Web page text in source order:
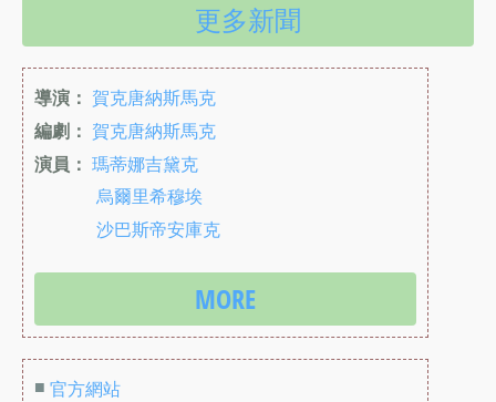
更多新聞
導演： 賀克唐納斯馬克
編劇： 賀克唐納斯馬克
演員： 瑪蒂娜吉黛克
烏爾里希穆埃
沙巴斯帝安庫克
MORE
■ 官方網站